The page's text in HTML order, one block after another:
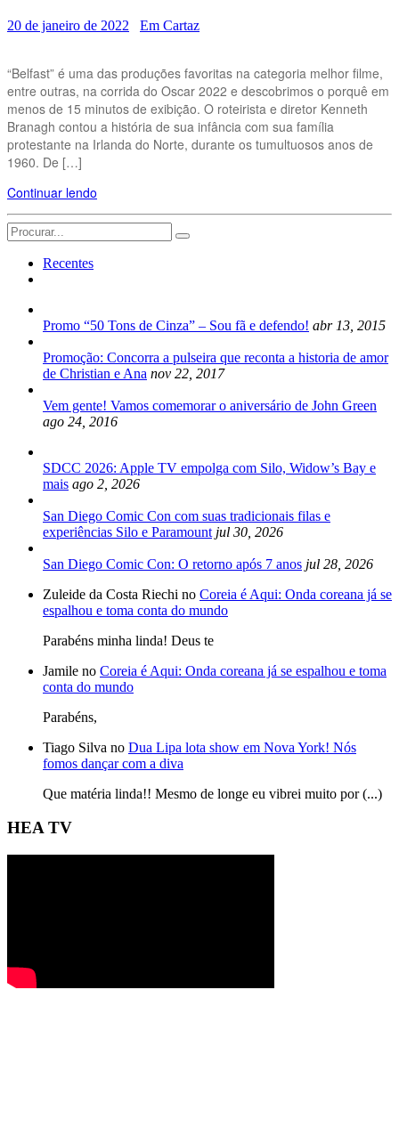
20 de janeiro de 2022 Em Cartaz
“Belfast” é uma das produções favoritas na categoria melhor filme,
entre outras, na corrida do Oscar 2022 e descobrimos o porquê em
menos de 15 minutos de exibição. O roteirista e diretor Kenneth
Branagh contou a história de sua infância com sua família
protestante na Irlanda do Norte, durante os tumultuosos anos de
1960. De […]
Continuar lendo
Search
for:
Recentes
Promo “50 Tons de Cinza” – Sou fã e defendo! abr 13, 2015
Promoção: Concorra a pulseira que reconta a historia de amor
de Christian e Ana nov 22, 2017
Vem gente! Vamos comemorar o aniversário de John Green
ago 24, 2016
SDCC 2026: Apple TV empolga com Silo, Widow’s Bay e
mais ago 2, 2026
San Diego Comic Con com suas tradicionais filas e
experiências Silo e Paramount jul 30, 2026
San Diego Comic Con: O retorno após 7 anos jul 28, 2026
Zuleide da Costa Riechi no Coreia é Aqui: Onda coreana já se
espalhou e toma conta do mundo
Parabéns minha linda! Deus te
Jamile no Coreia é Aqui: Onda coreana já se espalhou e toma
conta do mundo
Parabéns,
Tiago Silva no Dua Lipa lota show em Nova York! Nós
fomos dançar com a diva
Que matéria linda!! Mesmo de longe eu vibrei muito por (...)
HEA TV